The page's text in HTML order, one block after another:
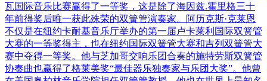
瓦国际音乐比赛赢得了一等奖，这是除了海因兹.霍里格三十
年前得奖后唯一获此殊荣的双簧管演奏家。阿历克斯·克莱恩
不仅是在纽约卡耐基音乐厅举办的第一届卢卡莱利国际双簧管
大赛的一等奖得主，也在纽约国际双簧管大赛和吉列双簧管大
赛中夺得一等奖。他与芝加哥交响乐团合奏的施特劳斯双簧管
协奏曲也赢得了格莱美奖“最佳器乐独奏家与乐团大奖”。他曾